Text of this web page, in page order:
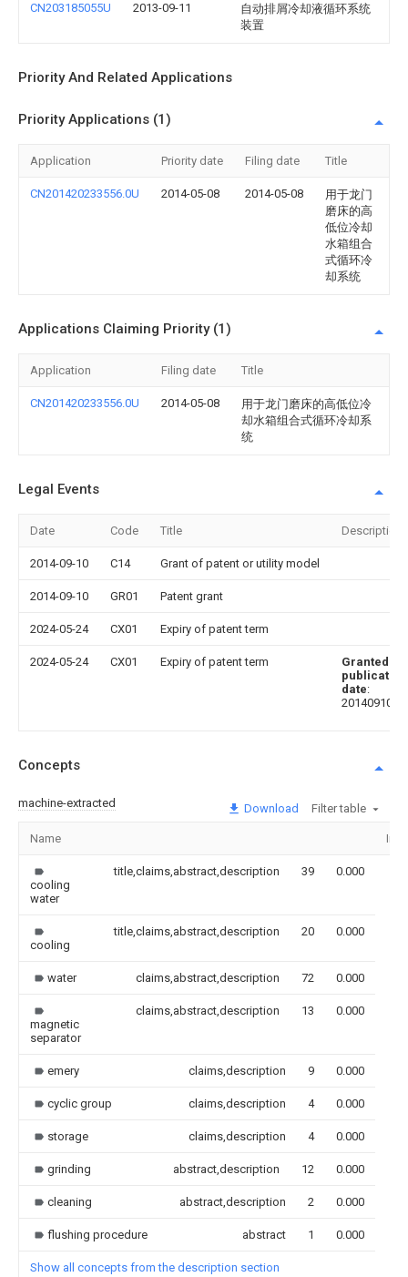
CN203185055U 2013-09-11
自动排屑冷却液循环系统
装置
Priority And Related Applications
Priority Applications (1)
Application Priority date Filing date Title
CN201420233556.0U 2014-05-08 2014-05-08
用于龙门
磨床的高
低位冷却
水箱组合
式循环冷
却系统
Applications Claiming Priority (1)
Application Filing date Title
CN201420233556.0U 2014-05-08
用于龙门磨床的高低位冷
却水箱组合式循环冷却系
统
Legal Events
Date Code Title Description
2014-09-10 C14 Grant of patent or utility model
2014-09-10 GR01 Patent grant
2024-05-24 CX01 Expiry of patent term
2024-05-24 CX01 Expiry of patent term
Granted
publication
date:
20140910
Concepts
machine-extracted Download Filter table
Name
cooling
water
title,claims,abstract,description 39 0.000
cooling
title,claims,abstract,description 20 0.000
water claims,abstract,description 72 0.000
magnetic
separator
claims,abstract,description 13 0.000
emery claims,description 9 0.000
cyclic group claims,description 4 0.000
storage claims,description 4 0.000
grinding abstract,description 12 0.000
cleaning abstract,description 2 0.000
flushing procedure abstract 1 0.000
Show all concepts from the description section